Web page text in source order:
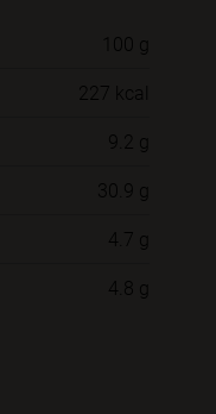
100 g
227 kcal
9.2 g
30.9 g
4.7 g
4.8 g